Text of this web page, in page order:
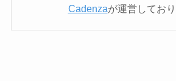
Cadenzaが運営しており